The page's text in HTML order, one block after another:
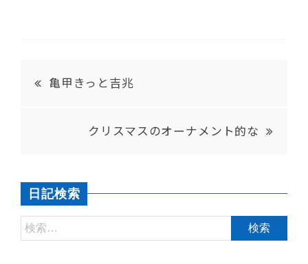
亀甲きっと吉兆
クリスマスのオーナメント的な
日記検索